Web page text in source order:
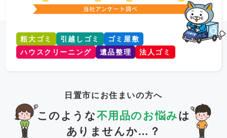
粗大ゴミ 引越しゴミ
ゴミ屋敷
ハウスクリーニング
遺品整理 法人ゴミ
日置市にお住まいの方へ
このような不用品のお悩みは
ありませんか…？